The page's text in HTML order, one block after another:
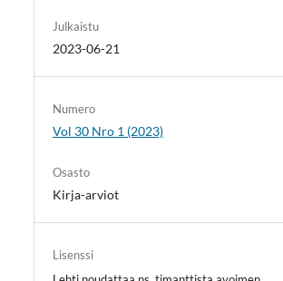
Julkaistu
2023-06-21
Numero
Vol 30 Nro 1 (2023)
Osasto
Kirja-arviot
Lisenssi